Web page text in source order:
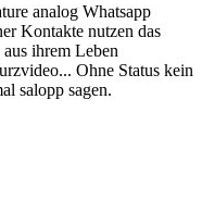
analog Whatsapp
Kontakte nutzen das
ihrem Leben
Ohne Status kein
salopp sagen.